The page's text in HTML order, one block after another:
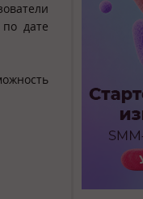
дате